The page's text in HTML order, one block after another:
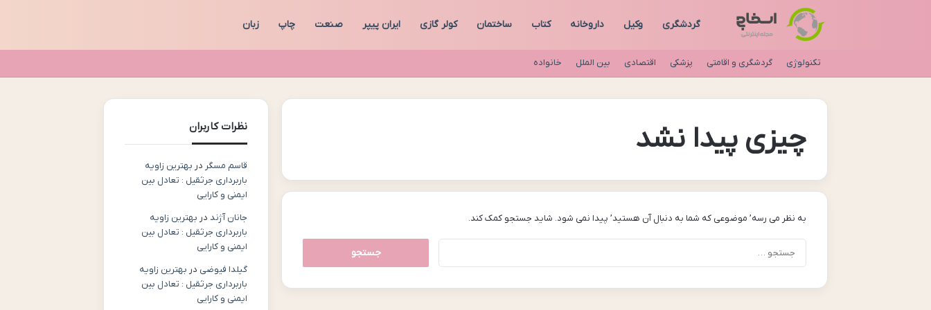
گردشگری وکیل داروخانه کتاب ساختمان کولر گازی ایران پیپر صنعت چاپ زبان
تکنولوژی گردشگری و اقامتی پزشکی اقتصادی بین الملل خانواده
چیزی پیدا نشد
به نظر می رسه’ موضوعی که شما به دنبال آن هستید’ پیدا نمی شود. شاید جستجو کمک کند.
نظرات کاربران
قاسم مسگر در بهترین زاویه
باربرداری جرثقیل : تعادل بین
ایمنی و کارایی
جانان آژند در بهترین زاویه
باربرداری جرثقیل : تعادل بین
ایمنی و کارایی
گیلدا فیوضی در بهترین زاویه
باربرداری جرثقیل : تعادل بین
ایمنی و کارایی